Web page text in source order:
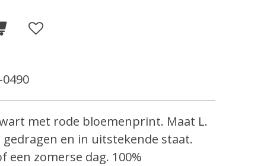
met rode bloemenprint. Maat L.
gedragen en in uitstekende staat.
een zomerse dag. 100%